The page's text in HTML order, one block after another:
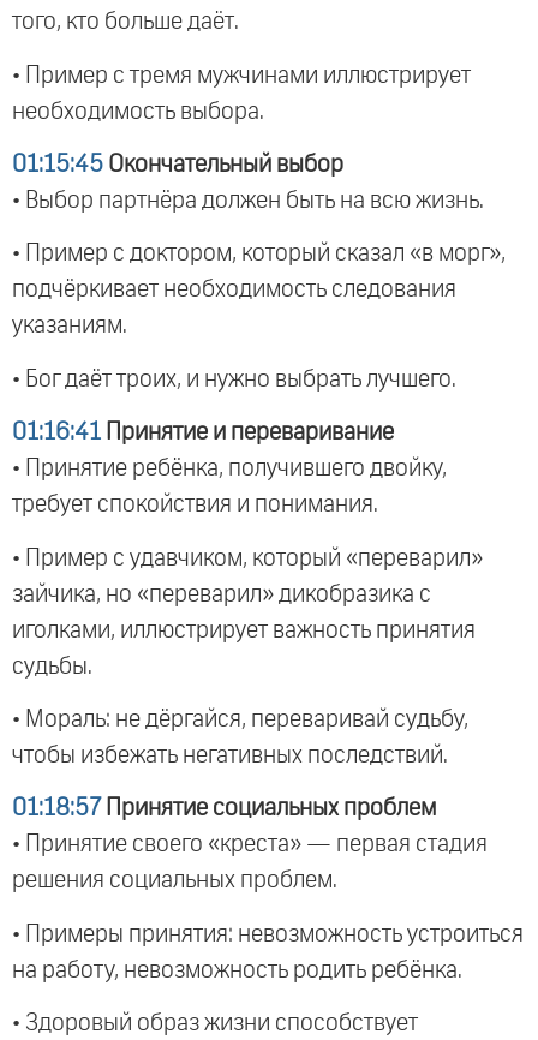
того, кто больше даёт.
• Пример с тремя мужчинами иллюстрирует
необходимость выбора.
01:15:45 Окончательный выбор
• Выбор партнёра должен быть на всю жизнь.
• Пример с доктором, который сказал «в морг»,
подчёркивает необходимость следования
указаниям.
• Бог даёт троих, и нужно выбрать лучшего.
01:16:41 Принятие и переваривание
• Принятие ребёнка, получившего двойку,
требует спокойствия и понимания.
• Пример с удавчиком, который «переварил»
зайчика, но «переварил» дикобразика с
иголками, иллюстрирует важность принятия
судьбы.
• Мораль: не дёргайся, переваривай судьбу,
чтобы избежать негативных последствий.
01:18:57 Принятие социальных проблем
• Принятие своего «креста» — первая стадия
решения социальных проблем.
• Примеры принятия: невозможность устроиться
на работу, невозможность родить ребёнка.
• Здоровый образ жизни способствует